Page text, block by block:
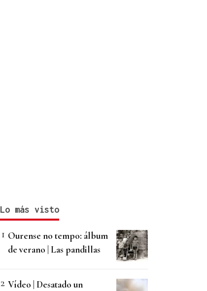
Lo más visto
Ourense no tempo: álbum
de verano | Las pandillas
Vídeo | Desatado un